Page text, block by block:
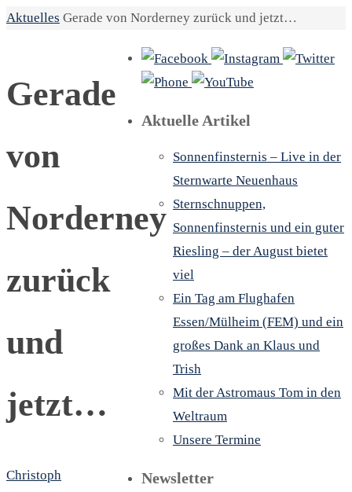
Start
Aktuelles Gerade von Norderney zurück und jetzt…
Gerade
von
Norderney
zurück
und
jetzt…
Christoph
Aktuelle Artikel
Sonnenfinsternis – Live in der
Sternwarte Neuenhaus
Sternschnuppen,
Sonnenfinsternis und ein guter
Riesling – der August bietet
viel
Ein Tag am Flughafen
Essen/Mülheim (FEM) und ein
großes Dank an Klaus und
Trish
Mit der Astromaus Tom in den
Weltraum
Unsere Termine
Newsletter